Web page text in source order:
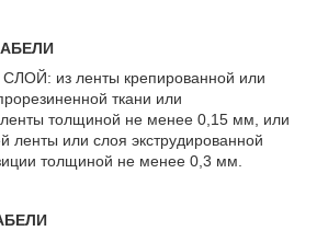
из ленты крепированной или
ткани или
толщиной не менее 0,15 мм, или
ленты или слоя экструдированной
толщиной не менее 0,3 мм.